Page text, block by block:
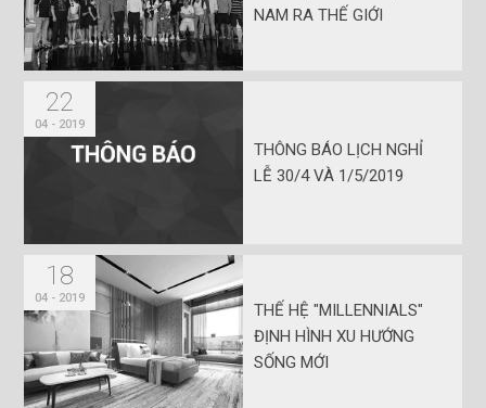
NAM RA THẾ GIỚI
22
04 - 2019
THÔNG BÁO LỊCH NGHỈ
LỄ 30/4 VÀ 1/5/2019
18
04 - 2019
THẾ HỆ "MILLENNIALS"
ĐỊNH HÌNH XU HƯỚNG
SỐNG MỚI